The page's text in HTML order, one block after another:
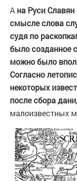
А на Руси Славян
смысле слова
судя по
было созданное
можно было
Согласно
некоторых
после сбора дани,
малоизвестных